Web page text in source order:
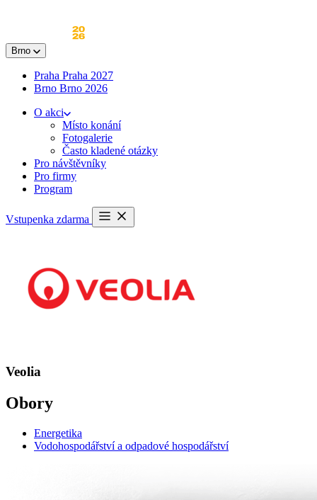
Brno
Praha Praha 2027
Brno Brno 2026
O akci
Místo konání
Fotogalerie
Často kladené otázky
Pro návštěvníky
Pro firmy
Program
Vstupenka zdarma
Otevřít
menu
Veolia
Obory
Energetika
Vodohospodářství a odpadové hospodářství